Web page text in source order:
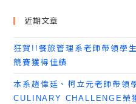
近期文章
狂賀!!餐旅管理系老師帶領學
競賽獲得佳績
本系趙偉廷、柯立元老師帶領
CULINARY CHALLENGE榮